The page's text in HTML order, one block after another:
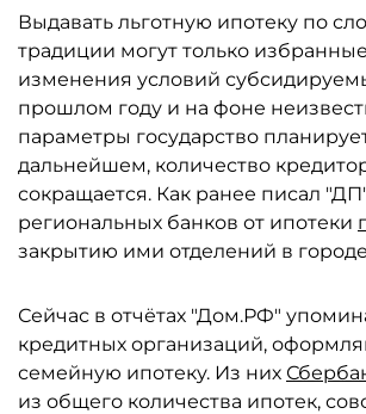
Выдавать льготную ипотеку по
традиции могут только
изменения условий
прошлом году и на фоне
параметры государство
дальнейшем, количество
сокращается. Как ранее писал
региональных банков от ипотеки
закрытию ими отделений в
Сейчас в отчётах "Дом.РФ"
кредитных организаций,
семейную ипотеку. Из них
из общего количества ипотек,